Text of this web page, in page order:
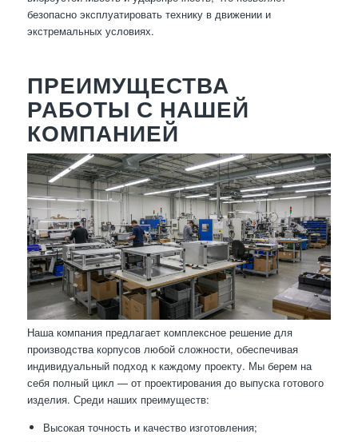
безопасно эксплуатировать технику в движении и
экстремальных условиях.
ПРЕИМУЩЕСТВА
РАБОТЫ С НАШЕЙ
КОМПАНИЕЙ
Наша компания предлагает комплексное решение для
производства корпусов любой сложности, обеспечивая
индивидуальный подход к каждому проекту. Мы берем на
себя полный цикл — от проектирования до выпуска готового
изделия. Среди наших преимуществ:
Высокая точность и качество изготовления;